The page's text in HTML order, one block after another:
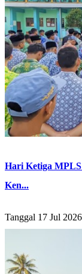
Hari Ketiga
Ken...
Tanggal 17 Jul